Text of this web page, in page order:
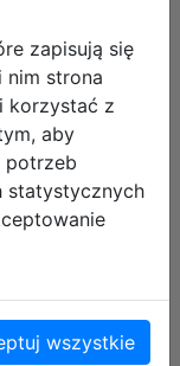
PRO
Mega
zapisują się
nim strona
korzystać z
aby
potrzeb
statystycznych
wszystkie